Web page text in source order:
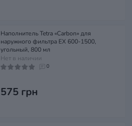
Наполнитель Tetra «Carbon» для
наружного фильтра EX 600-1500,
угольный, 800 мл
Нет в наличии
0
575 грн